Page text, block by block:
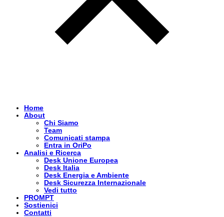
Home
About
Chi Siamo
Team
Comunicati stampa
Entra in OriPo
Analisi e Ricerca
Desk Unione Europea
Desk Italia
Desk Energia e Ambiente
Desk Sicurezza Internazionale
Vedi tutto
PROMPT
Sostienici
Contatti